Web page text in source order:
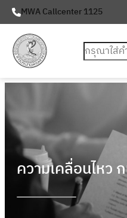
MWA Callcenter 1125
ค้นหา
ความเคลื่อนไหว